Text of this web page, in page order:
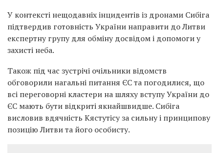
У контексті нещодавніх інцидентів із дронами Сибіга
підтвердив готовність України направити до Литви
експертну групу для обміну досвідом і допомоги у
захисті неба.
Також під час зустрічі очільники відомств
обговорили нагальні питання ЄС та погодилися, що
всі переговорні кластери на шляху вступу України до
ЄС мають бути відкриті якнайшвидше. Сибіга
висловив вдячність Кястутісу за сильну і принципову
позицію Литви та його особисту.